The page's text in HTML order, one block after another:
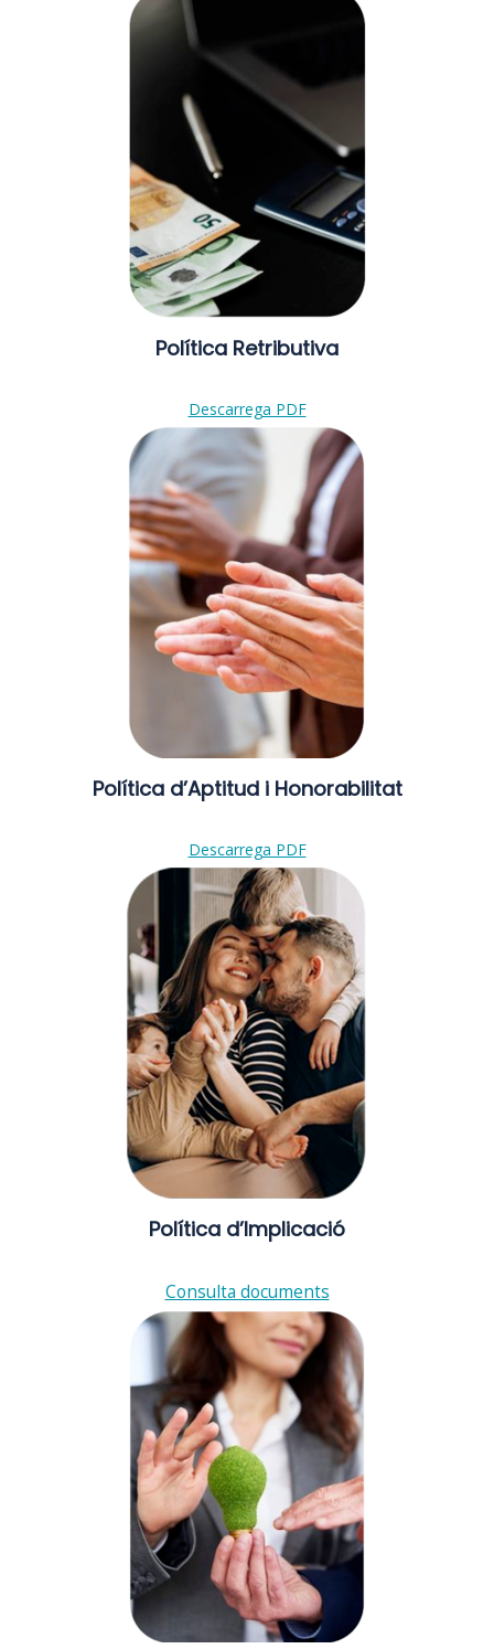
Política Retributiva
Descarrega PDF
Política d’Aptitud i Honorabilitat
Descarrega PDF
Política d’Implicació
Consulta documents